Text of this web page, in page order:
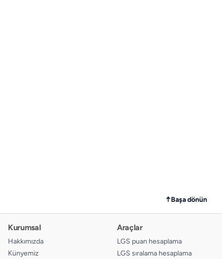
↑Başa dönün
Kurumsal
Hakkımızda
Künyemiz
Araçlar
LGS puan hesaplama
LGS sıralama hesaplama